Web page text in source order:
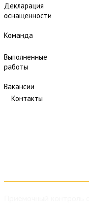
Декларация
оснащенности
Команда
Выполненные
работы
Вакансии
Контакты